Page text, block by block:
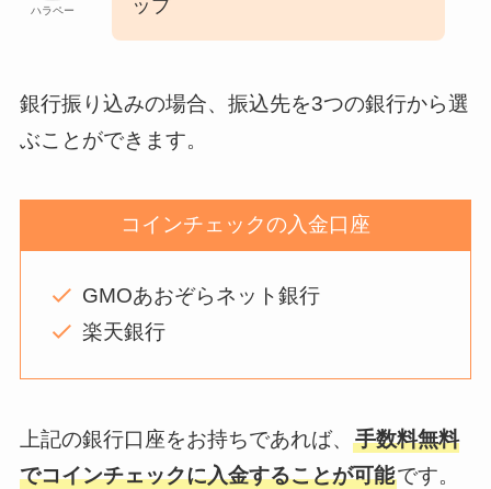
ハラペー
ップ
銀行振り込みの場合、振込先を3つの銀行から選
ぶことができます。
コインチェックの入金口座
GMOあおぞらネット銀行
楽天銀行
上記の銀行口座をお持ちであれば、 手数料無料
でコインチェックに入金することが可能です。